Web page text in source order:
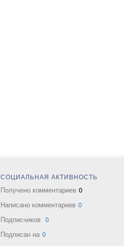
СОЦИАЛЬНАЯ АКТИВНОСТЬ
Получено комментариев 0
Написано комментариев 0
Подписчиков 0
Подписан на 0